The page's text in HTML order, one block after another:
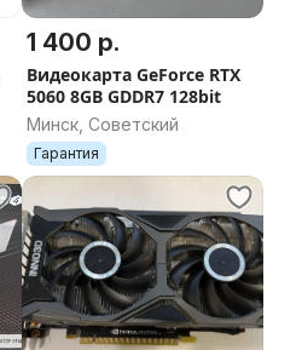
1 400 р.
Видеокарта GeForce RTX
5060 8GB GDDR7 128bit
Минск, Советский
Гарантия